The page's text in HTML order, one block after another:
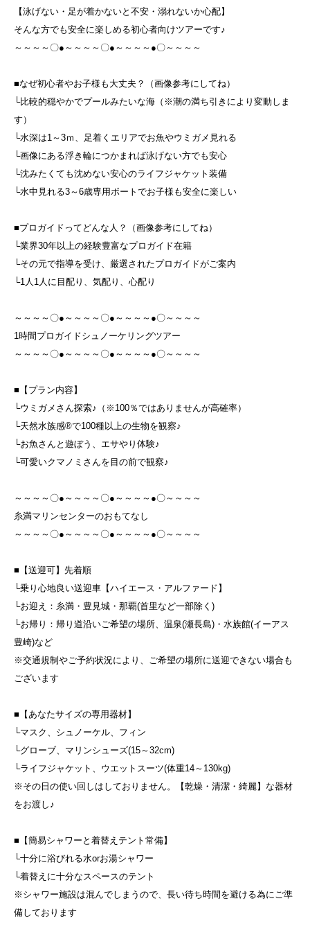
【泳げない・足が着かないと不安・溺れないか心配】
そんな方でも安全に楽しめる初心者向けツアーです♪
～～～～〇●～～～～〇●～～～～●〇～～～～
■なぜ初心者やお子様も大丈夫？（画像参考にしてね）
└比較的穏やかでプールみたいな海（※潮の満ち引きにより変動しま
す）
└水深は1～3ｍ、足着くエリアでお魚やウミガメ見れる
└画像にある浮き輪につかまれば泳げない方でも安心
└沈みたくても沈めない安心のライフジャケット装備
└水中見れる3～6歳専用ボートでお子様も安全に楽しい
■プロガイドってどんな人？（画像参考にしてね）
└業界30年以上の経験豊富なプロガイド在籍
└その元で指導を受け、厳選されたプロガイドがご案内
└1人1人に目配り、気配り、心配り
～～～～〇●～～～～〇●～～～～●〇～～～～
1時間プロガイドシュノーケリングツアー
～～～～〇●～～～～〇●～～～～●〇～～～～
■【プラン内容】
└ウミガメさん探索♪（※100％ではありませんが高確率）
└天然水族感®で100種以上の生物を観察♪
└お魚さんと遊ぼう、エサやり体験♪
└可愛いクマノミさんを目の前で観察♪
～～～～〇●～～～～〇●～～～～●〇～～～～
糸満マリンセンターのおもてなし
～～～～〇●～～～～〇●～～～～●〇～～～～
■【送迎可】先着順
└乗り心地良い送迎車【ハイエース・アルファード】
└お迎え：糸満・豊見城・那覇(首里など一部除く)
└お帰り：帰り道沿いご希望の場所、温泉(瀬長島)・水族館(イーアス
豊崎)など
※交通規制やご予約状況により、ご希望の場所に送迎できない場合も
ございます
■【あなたサイズの専用器材】
└マスク、シュノーケル、フィン
└グローブ、マリンシューズ(15～32cm)
└ライフジャケット、ウエットスーツ(体重14～130kg)
※その日の使い回しはしておりません。【乾燥・清潔・綺麗】な器材
をお渡し♪
■【簡易シャワーと着替えテント常備】
└十分に浴びれる水orお湯シャワー
└着替えに十分なスペースのテント
※シャワー施設は混んでしまうので、長い待ち時間を避ける為にご準
備しております